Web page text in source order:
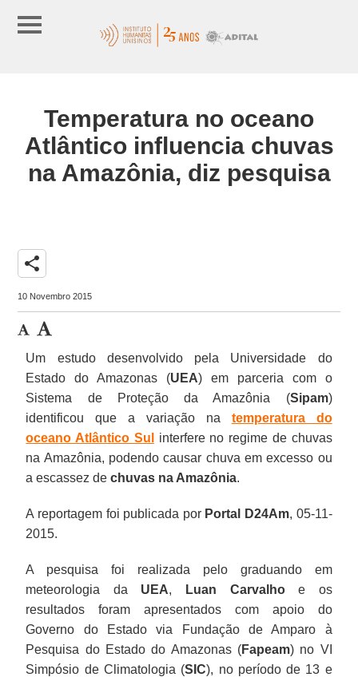
Temperatura no oceano
Atlântico influencia chuvas
na Amazônia, diz pesquisa
share
10 Novembro 2015
Um estudo desenvolvido pela Universidade do
Estado do Amazonas (UEA) em parceria com o
Sistema de Proteção da Amazônia (Sipam)
identificou que a variação na temperatura do
oceano Atlântico Sul
interfere no regime de chuvas
na Amazônia, podendo causar chuva em excesso ou
a escassez dechuvas na Amazônia.
A reportagem foi publicada por Portal D24Am, 05-11-
2015.
A pesquisa foi realizada pelo graduando em
meteorologia da UEA, Luan Carvalhoe os
resultados foram apresentados com apoio do
Governo do Estado via Fundação de Amparo à
Pesquisa do Estado do Amazonas (Fapeam) no VI
Simpósio de Climatologia (SIC), no período de 13 e